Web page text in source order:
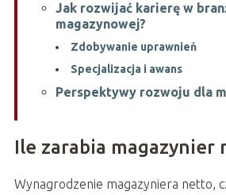
Jak rozwijać karierę w
magazynowej?
Zdobywanie uprawnień
Specjalizacja i awans
Perspektywy rozwoju dla
Ile zarabia magazynier
Wynagrodzenie magazyniera netto,